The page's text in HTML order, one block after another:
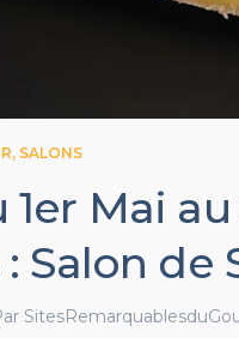
, SALONS
1er Mai
Salon de